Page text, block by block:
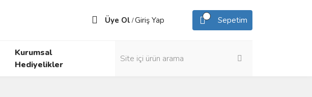
Üye Ol /Giriş Yap Sepetim
Kurumsal
Hediyelikler